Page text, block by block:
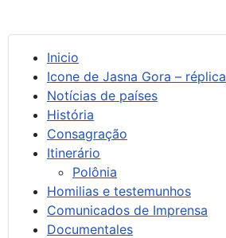
Inicio
Icone de Jasna Gora – réplica
Notícias de países
História
Consagração
Itinerário
Polônia
Homilias e testemunhos
Comunicados de Imprensa
Documentales